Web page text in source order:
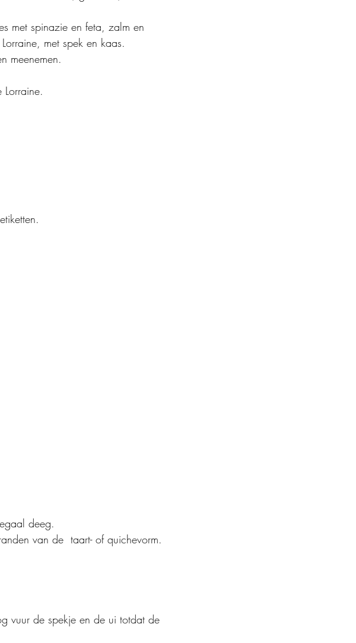
met spinazie en feta, zalm en
met spek en kaas.
meenemen.
deeg.
van de  taart- of quichevorm.
vuur de spekje en de ui totdat de